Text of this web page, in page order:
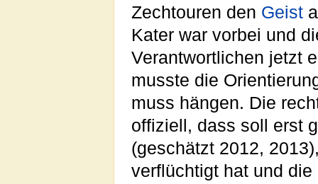
Zechtouren den Geist
Kater war vorbei und
Verantwortlichen jetzt
musste die
muss hängen. Die
offiziell, dass soll erst
(geschätzt 2012,
verflüchtigt hat und